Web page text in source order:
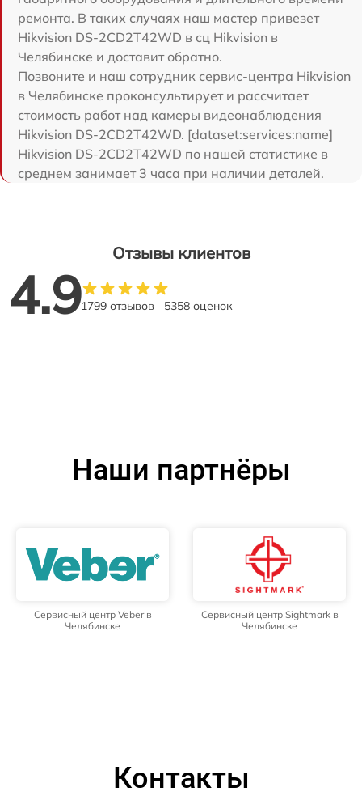
ремонта. В таких случаях наш мастер привезет
Hikvision DS-2CD2T42WD в сц Hikvision в
Челябинске и доставит обратно.
Позвоните и наш сотрудник сервис-центра Hikvision
в Челябинске проконсультирует и рассчитает
стоимость работ над камеры видеонаблюдения
Hikvision DS-2CD2T42WD. [dataset:services:name]
Hikvision DS-2CD2T42WD по нашей статистике в
среднем занимает 3 часа при наличии деталей.
Отзывы клиентов
4.91799 отзывов 5358 оценок
Наши партнёры
Сервисный центр Veber в
Челябинске
Сервисный центр Sightmark в
Челябинске
Контакты